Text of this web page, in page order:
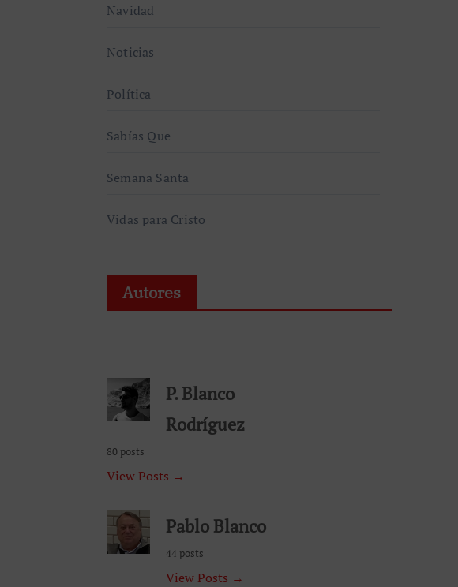
Navidad
Noticias
Política
Sabías Que
Semana Santa
Vidas para Cristo
Autores
P. Blanco
Rodríguez
80 posts
View Posts →
Pablo Blanco
44 posts
View Posts →